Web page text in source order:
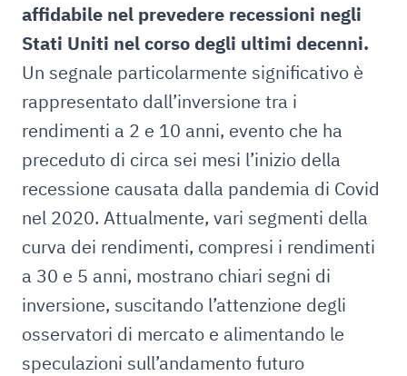
affidabile nel prevedere recessioni negli
Stati Uniti nel corso degli ultimi decenni.
Un segnale particolarmente significativo è
rappresentato dall’inversione tra i
rendimenti a 2 e 10 anni, evento che ha
preceduto di circa sei mesi l’inizio della
recessione causata dalla pandemia di Covid
nel 2020. Attualmente, vari segmenti della
curva dei rendimenti, compresi i rendimenti
a 30 e 5 anni, mostrano chiari segni di
inversione, suscitando l’attenzione degli
osservatori di mercato e alimentando le
speculazioni sull’andamento futuro